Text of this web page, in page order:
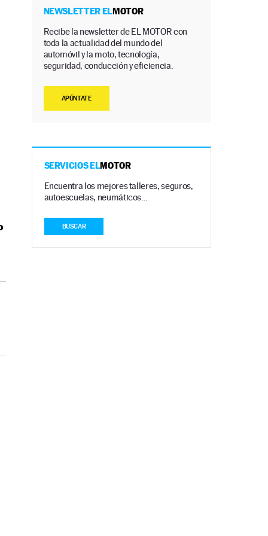
NEWSLETTER ELMOTOR
Recibe la newsletter de EL MOTOR con
toda la actualidad del mundo del
automóvil y la moto, tecnología,
seguridad, conducción y eficiencia.
APÚNTATE
SERVICIOS ELMOTOR
Encuentra los mejores talleres, seguros,
autoescuelas, neumáticos…
BUSCAR